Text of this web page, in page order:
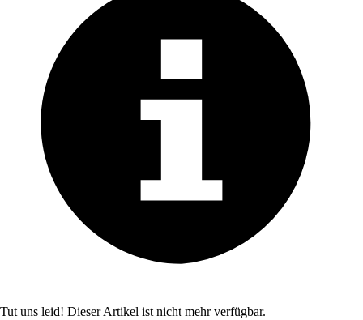
Tut uns leid! Dieser Artikel ist nicht mehr verfügbar.